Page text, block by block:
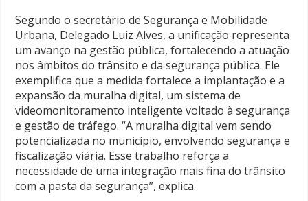
Segundo o secretário de Segurança e Mobilidade
Urbana, Delegado Luiz Alves, a unificação representa
um avanço na gestão pública, fortalecendo a atuação
nos âmbitos do trânsito e da segurança pública. Ele
exemplifica que a medida fortalece a implantação e a
expansão da muralha digital, um sistema de
videomonitoramento inteligente voltado à segurança
e gestão de tráfego. “A muralha digital vem sendo
potencializada no município, envolvendo segurança e
fiscalização viária. Esse trabalho reforça a
necessidade de uma integração mais fina do trânsito
com a pasta da segurança”, explica.